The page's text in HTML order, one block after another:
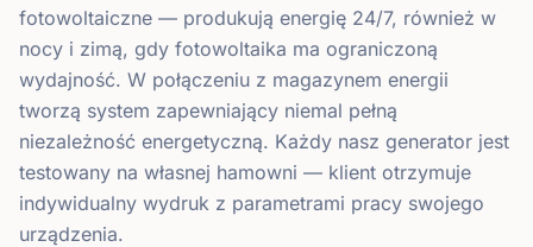
fotowoltaiczne — produkują energię 24/7, również w
nocy i zimą, gdy fotowoltaika ma ograniczoną
wydajność. W połączeniu z magazynem energii
tworzą system zapewniający niemal pełną
niezależność energetyczną. Każdy nasz generator jest
testowany na własnej hamowni — klient otrzymuje
indywidualny wydruk z parametrami pracy swojego
urządzenia.